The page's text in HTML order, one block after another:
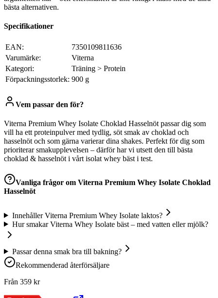
bästa alternativen.
Specifikationer
EAN:
7350109811636
Varumärke:
Viterna
Kategori:
Träning > Protein
Förpackningsstorlek: 900 g
Vem passar den för?
Viterna Premium Whey Isolate Choklad Hasselnöt passar dig som
vill ha ett proteinpulver med tydlig, söt smak av choklad och
hasselnöt och som gärna varierar dina shakes. Perfekt för dig som
prioriterar smakupplevelsen – därför har vi utsett den till bästa
choklad & hasselnöt i vårt isolat whey bäst i test.
Vanliga frågor om Viterna Premium Whey Isolate Choklad
Hasselnöt
Innehåller Viterna Premium Whey Isolate laktos?
Hur smakar Viterna Whey Isolate bäst – med vatten eller mjölk?
Passar denna smak bra till bakning?
Rekommenderad återförsäljare
Från 359 kr